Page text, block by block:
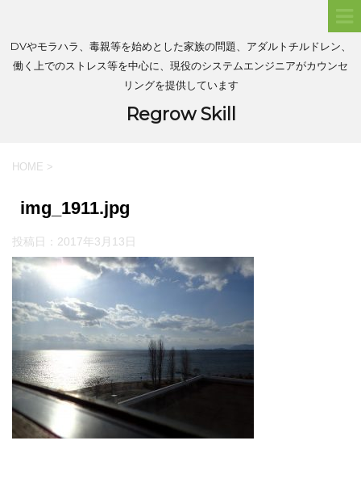
DVやモラハラ、毒親等を始めとした家族の問題、アダルトチルドレン、
働く上でのストレス等を中心に、現役のシステムエンジニアがカウンセ
リングを提供しています
Regrow Skill
HOME >
img_1911.jpg
投稿日： 2017年3月13日